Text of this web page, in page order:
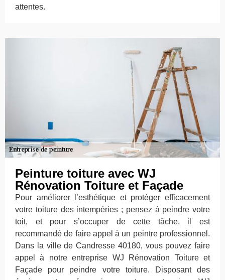
attentes.
Peinture toiture avec WJ
Rénovation Toiture et Façade
Pour améliorer l’esthétique et protéger efficacement
votre toiture des intempéries ; pensez à peindre votre
toit, et pour s’occuper de cette tâche, il est
recommandé de faire appel à un peintre professionnel.
Dans la ville de Candresse 40180, vous pouvez faire
appel à notre entreprise WJ Rénovation Toiture et
Façade pour peindre votre toiture. Disposant des